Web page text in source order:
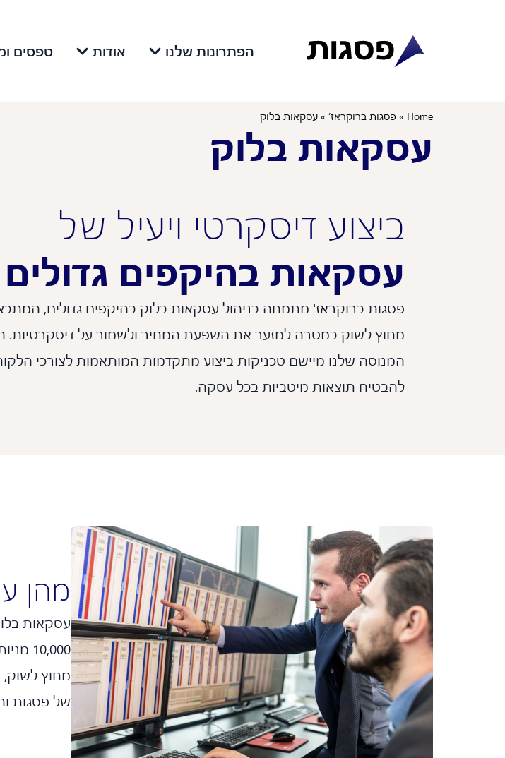
הפתרונות שלנו אודות טפסים
Home
» פסגות ברוקראז’ » עסקאות בלוק
עסקאות בלוק
ביצוע דיסקרטי ויעיל של
עסקאות בהיקפים גדולים
פסגות ברוקראז' מתמחה בניהול עסקאות בלוק בהיקפים גדולים,
מחוץ לשוק במטרה למזער את השפעת המחיר ולשמור על דיסקרטיות.
המנוסה שלנו מיישם טכניקות ביצוע מתקדמות המותאמות לצורכי
להבטיח תוצאות מיטביות בכל עסקה.
מהן
עסקאות
מחוץ לשוק,
של פסגות